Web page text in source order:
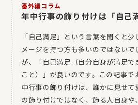
番外編コラム
年中行事の飾り付けは「自己
「自己満足」という言葉を聞くと
メージを持つ方も多いのではないで
が、「自己満足（自分自身が満足で
こと）」が良いのです。この記事で
中行事の飾り付けは、誰かに見せて
の飾り付けではなく、飾る人自身や